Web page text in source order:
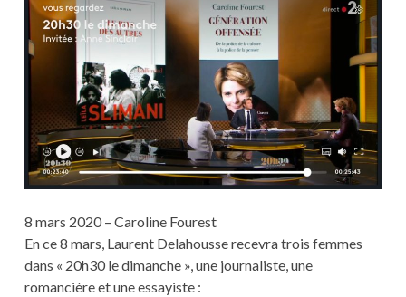
8 mars 2020 – Caroline Fourest
En ce 8 mars, Laurent Delahousse recevra trois femmes
dans « 20h30 le dimanche », une journaliste, une
romancière et une essayiste :